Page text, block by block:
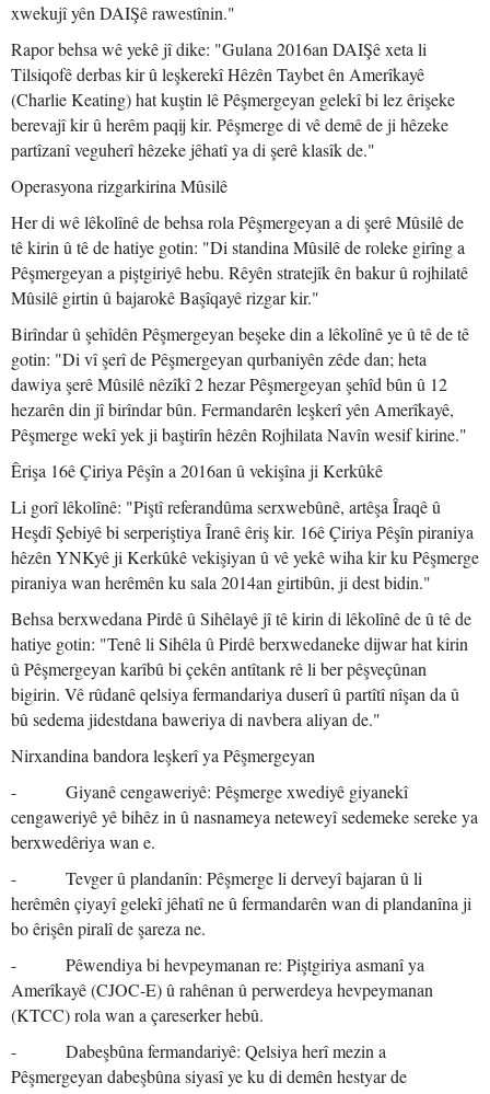
xwekujî yên DAIŞê rawestînin."
Rapor behsa wê yekê jî dike: "Gulana 2016an DAIŞê xeta li
Tilsiqofê derbas kir û leşkerekî Hêzên Taybet ên Amerîkayê
(Charlie Keating) hat kuştin lê Pêşmergeyan gelekî bi lez êrişeke
berevajî kir û herêm paqij kir. Pêşmerge di vê demê de ji hêzeke
partîzanî veguherî hêzeke jêhatî ya di şerê klasîk de."
Operasyona rizgarkirina Mûsilê
Her di wê lêkolînê de behsa rola Pêşmergeyan a di şerê Mûsilê de
tê kirin û tê de hatiye gotin: "Di standina Mûsilê de roleke girîng a
Pêşmergeyan a piştgiriyê hebu. Rêyên stratejîk ên bakur û rojhilatê
Mûsilê girtin û bajarokê Başîqayê rizgar kir."
Birîndar û şehîdên Pêşmergeyan beşeke din a lêkolînê ye û tê de tê
gotin: "Di vî şerî de Pêşmergeyan qurbaniyên zêde dan; heta
dawiya şerê Mûsilê nêzîkî 2 hezar Pêşmergeyan şehîd bûn û 12
hezarên din jî birîndar bûn. Fermandarên leşkerî yên Amerîkayê,
Pêşmerge wekî yek ji baştirîn hêzên Rojhilata Navîn wesif kirine."
Êrişa 16ê Çiriya Pêşîn a 2016an û vekişîna ji Kerkûkê
Li gorî lêkolînê: "Piştî referandûma serxwebûnê, artêşa Îraqê û
Heşdî Şebiyê bi serperiştiya Îranê êriş kir. 16ê Çiriya Pêşîn piraniya
hêzên YNKyê ji Kerkûkê vekişiyan û vê yekê wiha kir ku Pêşmerge
piraniya wan herêmên ku sala 2014an girtibûn, ji dest bidin."
Behsa berxwedana Pirdê û Sihêlayê jî tê kirin di lêkolînê de û tê de
hatiye gotin: "Tenê li Sihêla û Pirdê berxwedaneke dijwar hat kirin
û Pêşmergeyan karîbû bi çekên antîtank rê li ber pêşveçûnan
bigirin. Vê rûdanê qelsiya fermandariya duserî û partîtî nîşan da û
bû sedema jidestdana baweriya di navbera aliyan de."
Nirxandina bandora leşkerî ya Pêşmergeyan
- Giyanê cengaweriyê: Pêşmerge xwediyê giyanekî
cengaweriyê yê bihêz in û nasnameya neteweyî sedemeke sereke ya
berxwedêriya wan e.
- Tevger û plandanîn: Pêşmerge li derveyî bajaran û li
herêmên çiyayî gelekî jêhatî ne û fermandarên wan di plandanîna ji
bo êrişên piralî de şareza ne.
- Pêwendiya bi hevpeymanan re: Piştgiriya asmanî ya
Amerîkayê (CJOC-E) û rahênan û perwerdeya hevpeymanan
(KTCC) rola wan a çareserker hebû.
- Dabeşbûna fermandariyê: Qelsiya herî mezin a
Pêşmergeyan dabeşbûna siyasî ye ku di demên hestyar de